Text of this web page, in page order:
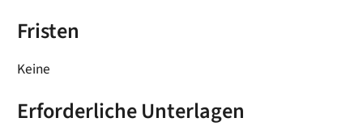
Fristen
Keine
Erforderliche Unterlagen